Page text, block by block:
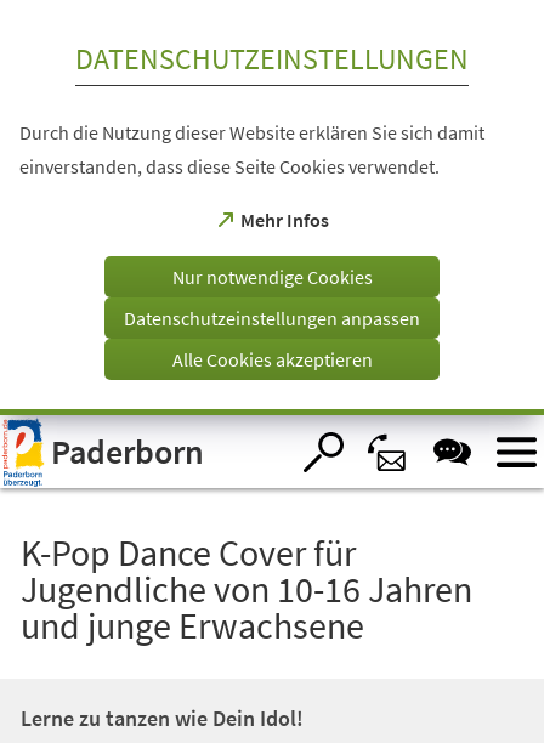
Visuelle
Assistenzsoftware
öffnen.
DATENSCHUTZEINSTELLUNGEN
Durch die Nutzung dieser Website erklären Sie sich damit
einverstanden, dass diese Seite Cookies verwendet.
Mehr Infos
(Öffnet
einem
Tab)
Nur notwendige Cookies
Datenschutzeinstellungen anpassen
Alle Cookies akzeptieren
Paderborn
K-Pop Dance Cover für
Jugendliche von 10-16 Jahren
und junge Erwachsene
Lerne zu tanzen wie Dein Idol!